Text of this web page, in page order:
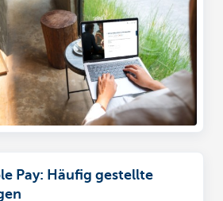
Pay: Häufig gestellte